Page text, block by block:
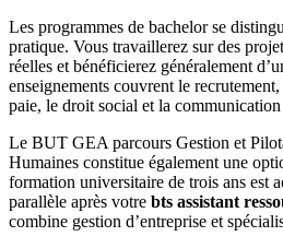
Les programmes de bachelor se
pratique. Vous travaillerez sur des
réelles et bénéficierez généralement
enseignements couvrent le
paie, le droit social et la
Le BUT GEA parcours Gestion et
Humaines constitue également une
formation universitaire de trois ans est
parallèle après votre bts assistant
combine gestion d’entreprise et